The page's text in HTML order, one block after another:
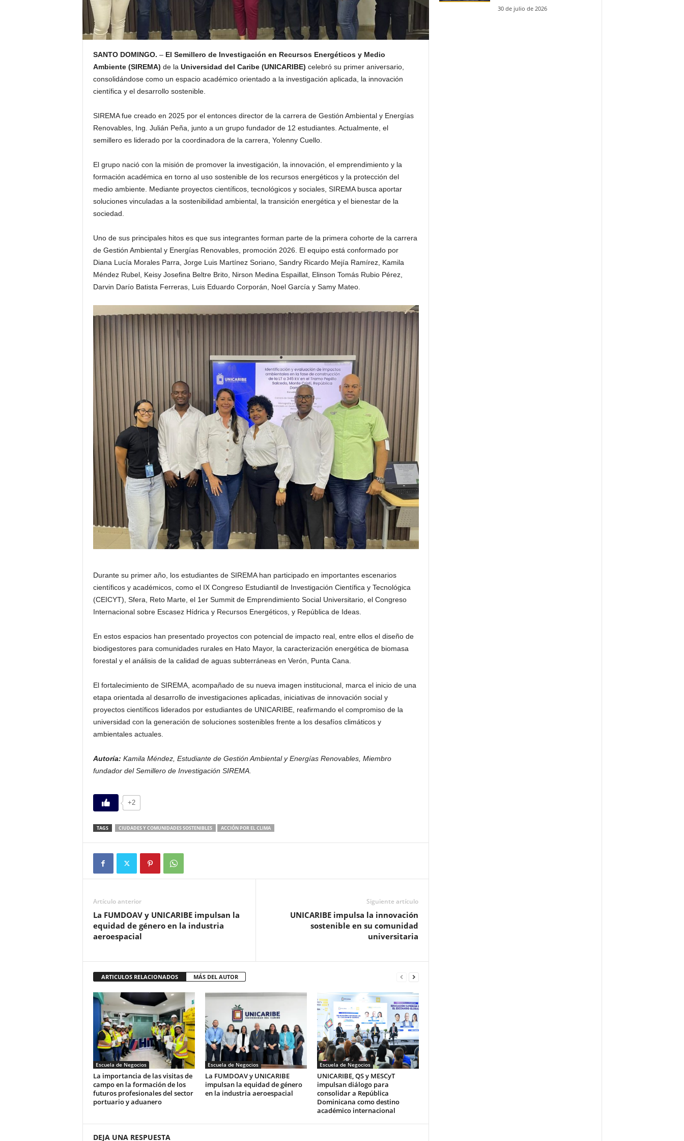
SANTO DOMINGO. – El Semillero de Investigación en Recursos Energéticos y Medio
Ambiente (SIREMA) de la Universidad del Caribe (UNICARIBE) celebró su primer aniversario,
consolidándose como un espacio académico orientado a la investigación aplicada, la innovación
científica y el desarrollo sostenible.
SIREMA fue creado en 2025 por el entonces director de la carrera de Gestión Ambiental y Energías
Renovables, Ing. Julián Peña, junto a un grupo fundador de 12 estudiantes. Actualmente, el
semillero es liderado por la coordinadora de la carrera, Yolenny Cuello.
El grupo nació con la misión de promover la investigación, la innovación, el emprendimiento y la
formación académica en torno al uso sostenible de los recursos energéticos y la protección del
medio ambiente. Mediante proyectos científicos, tecnológicos y sociales, SIREMA busca aportar
soluciones vinculadas a la sostenibilidad ambiental, la transición energética y el bienestar de la
sociedad.
Uno de sus principales hitos es que sus integrantes forman parte de la primera cohorte de la carrera
de Gestión Ambiental y Energías Renovables, promoción 2026. El equipo está conformado por
Diana Lucía Morales Parra, Jorge Luis Martínez Soriano, Sandry Ricardo Mejía Ramírez, Kamila
Méndez Rubel, Keisy Josefina Beltre Brito, Nirson Medina Espaillat, Elinson Tomás Rubio Pérez,
Darvin Darío Batista Ferreras, Luis Eduardo Corporán, Noel García y Samy Mateo.
Durante su primer año, los estudiantes de SIREMA han participado en importantes escenarios
científicos y académicos, como el IX Congreso Estudiantil de Investigación Científica y Tecnológica
(CEICYT), Sfera, Reto Marte, el 1er Summit de Emprendimiento Social Universitario, el Congreso
Internacional sobre Escasez Hídrica y Recursos Energéticos, y República de Ideas.
En estos espacios han presentado proyectos con potencial de impacto real, entre ellos el diseño de
biodigestores para comunidades rurales en Hato Mayor, la caracterización energética de biomasa
forestal y el análisis de la calidad de aguas subterráneas en Verón, Punta Cana.
El fortalecimiento de SIREMA, acompañado de su nueva imagen institucional, marca el inicio de una
etapa orientada al desarrollo de investigaciones aplicadas, iniciativas de innovación social y
proyectos científicos liderados por estudiantes de UNICARIBE, reafirmando el compromiso de la
universidad con la generación de soluciones sostenibles frente a los desafíos climáticos y
ambientales actuales.
Autoría: Kamila Méndez, Estudiante de Gestión Ambiental y Energías Renovables, Miembro
fundador del Semillero de Investigación SIREMA.
+2
TAGS CIUDADES Y COMUNIDADES SOSTENIBLES ACCIÓN POR EL CLIMA
Artículo anterior
La FUMDOAV y UNICARIBE impulsan la
equidad de género en la industria
aeroespacial
Siguiente artículo
UNICARIBE impulsa la innovación
sostenible en su comunidad
universitaria
ARTICULOS RELACIONADOS MÁS DEL AUTOR
Escuela de Negocios
La importancia de las visitas de
campo en la formación de los
futuros profesionales del sector
portuario y aduanero
Escuela de Negocios
La FUMDOAV y UNICARIBE
impulsan la equidad de género
en la industria aeroespacial
Escuela de Negocios
UNICARIBE, QS y MESCyT
impulsan diálogo para
consolidar a República
Dominicana como destino
académico internacional
DEJA UNA RESPUESTA
30 de julio de 2026